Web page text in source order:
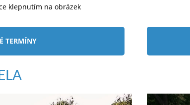
klepnutím na obrázek
TERMÍNY